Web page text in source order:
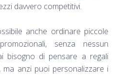
davvero competitivi.
anche ordinare piccole
senza nessun
bisogno di pensare a regali
ma anzi puoi personalizzare i